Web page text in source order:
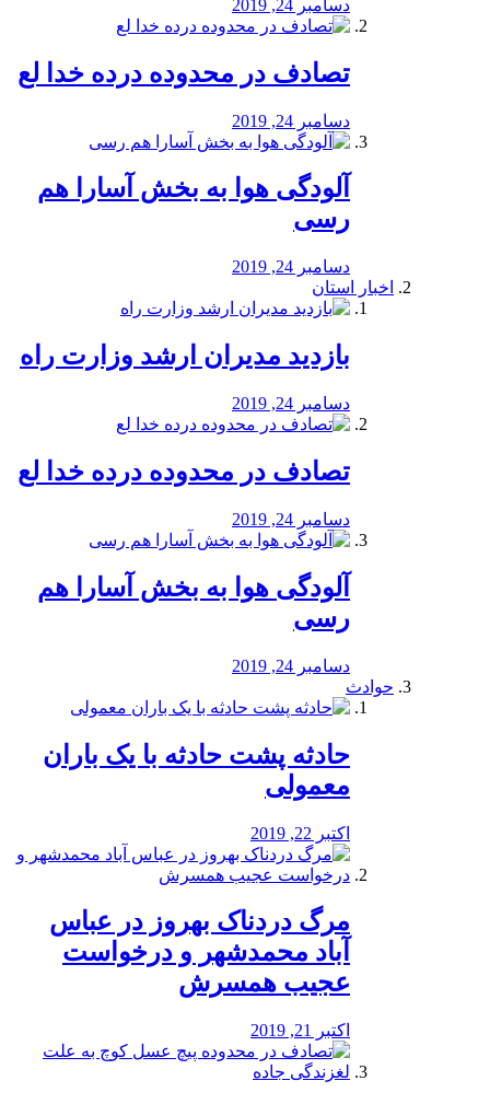
دسامبر 24, 2019
تصادف در محدوده درده خدا لع
دسامبر 24, 2019
آلودگی هوا به بخش آسارا هم
رسی
دسامبر 24, 2019
اخبار استان
بازدید مدیران ارشد وزارت راه
دسامبر 24, 2019
تصادف در محدوده درده خدا لع
دسامبر 24, 2019
آلودگی هوا به بخش آسارا هم
رسی
دسامبر 24, 2019
حوادث
️حادثه پشت حادثه با یک باران
معمولی
اکتبر 22, 2019
مرگ دردناک بهروز در عباس
آباد محمدشهر و درخواست
عجیب همسرش
اکتبر 21, 2019